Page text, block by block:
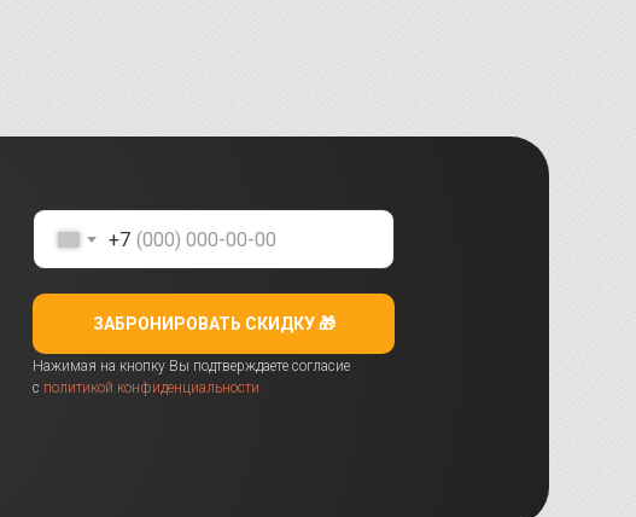
+7
ЗАБРОНИРОВАТЬ СКИДКУ 🎁
Нажимая на кнопку Вы подтверждаете согласие
с политикой конфиденциальности